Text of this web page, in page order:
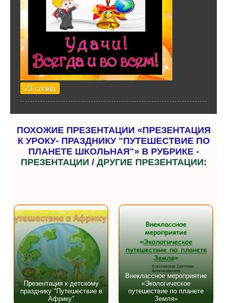
23 слайд
ПОХОЖИЕ ПРЕЗЕНТАЦИИ «ПРЕЗЕНТАЦИЯ
К УРОКУ- ПРАЗДНИКУ "ПУТЕШЕСТВИЕ ПО
ПЛАНЕТЕ ШКОЛЬНАЯ"» В РУБРИКЕ -
ПРЕЗЕНТАЦИИ / ДРУГИЕ ПРЕЗЕНТАЦИИ:
Презентация к детскому
празднику "Путешествие в
Африку"
Внеклассное мероприятие
«Экологическое
путешествие по планете
Земля»